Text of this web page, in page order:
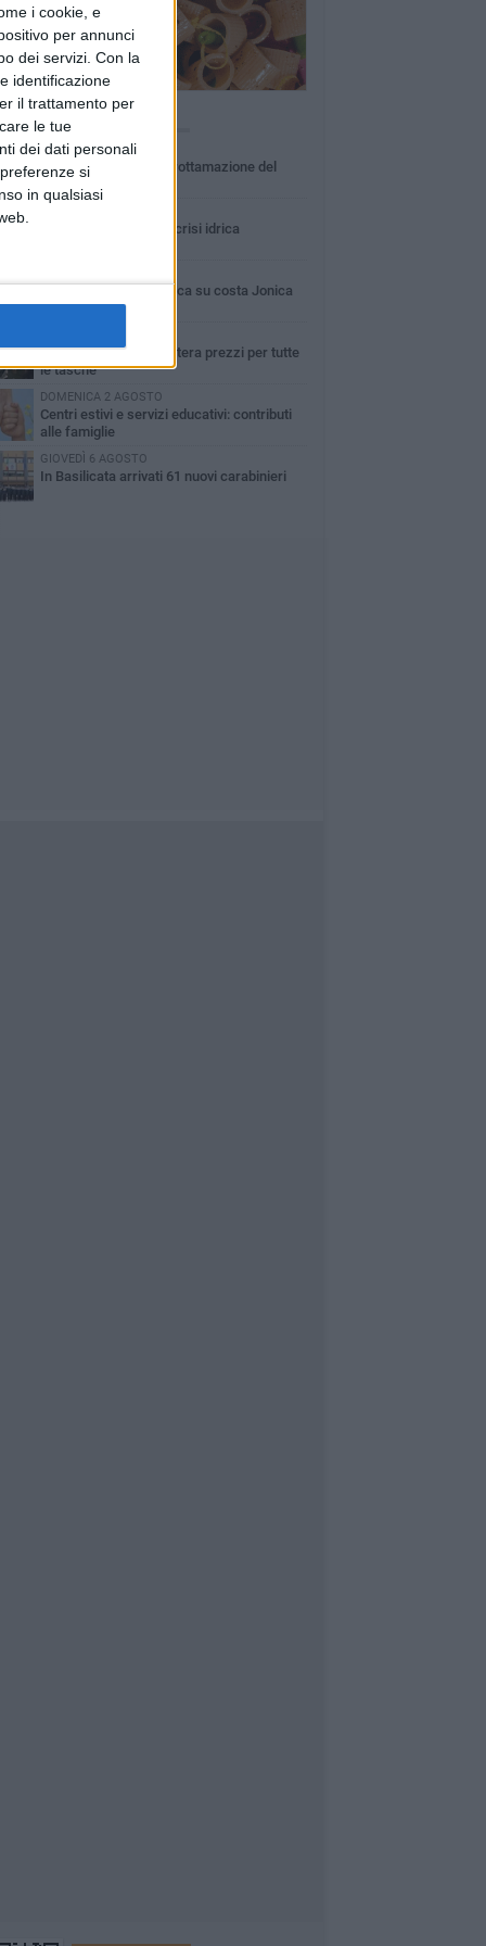
i cookie, e
per annunci
dei servizi. Con la
identificazione
il trattamento per
le tue
dei dati personali
si
in qualsiasi
LETTI QUESTA SETTIMANA
MARTEDÌ 4 AGOSTO
Basilicata: approvata rottamazione del
Basilicata: passata la crisi idrica
Guardia medica turistica su costa Jonica
Confcommercio: a Matera prezzi per tutte
le tasche
DOMENICA 2 AGOSTO
Centri estivi e servizi educativi: contributi
alle famiglie
GIOVEDÌ 6 AGOSTO
In Basilicata arrivati 61 nuovi carabinieri